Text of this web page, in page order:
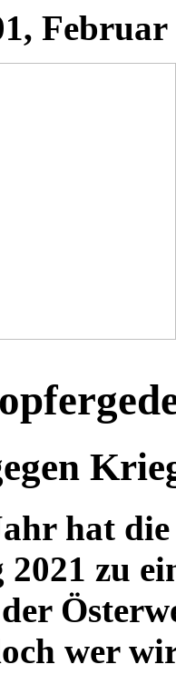
Februar
hat
zu
wer